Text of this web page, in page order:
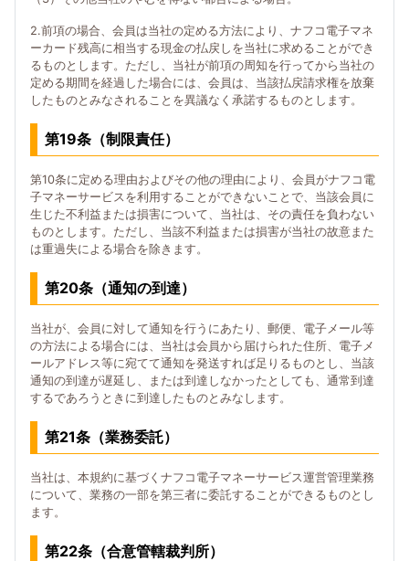
2.前項の場合、会員は当社の定める方法により、ナフコ電子マネ
ーカード残高に相当する現金の払戻しを当社に求めることができ
るものとします。ただし、当社が前項の周知を行ってから当社の
定める期間を経過した場合には、会員は、当該払戻請求権を放棄
したものとみなされることを異議なく承諾するものとします。
第19条（制限責任）
第10条に定める理由およびその他の理由により、会員がナフコ電
子マネーサービスを利用することができないことで、当該会員に
生じた不利益または損害について、当社は、その責任を負わない
ものとします。ただし、当該不利益または損害が当社の故意また
は重過失による場合を除きます。
第20条（通知の到達）
当社が、会員に対して通知を行うにあたり、郵便、電子メール等
の方法による場合には、当社は会員から届けられた住所、電子メ
ールアドレス等に宛てて通知を発送すれば足りるものとし、当該
通知の到達が遅延し、または到達しなかったとしても、通常到達
するであろうときに到達したものとみなします。
第21条（業務委託）
当社は、本規約に基づくナフコ電子マネーサービス運営管理業務
について、業務の一部を第三者に委託することができるものとし
ます。
第22条（合意管轄裁判所）